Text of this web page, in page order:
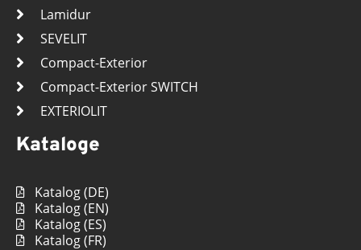
Lamidur
SEVELIT
Compact-Exterior
Compact-Exterior SWITCH
EXTERIOLIT
Kataloge
Katalog (DE)
Katalog (EN)
Katalog (ES)
Katalog (FR)